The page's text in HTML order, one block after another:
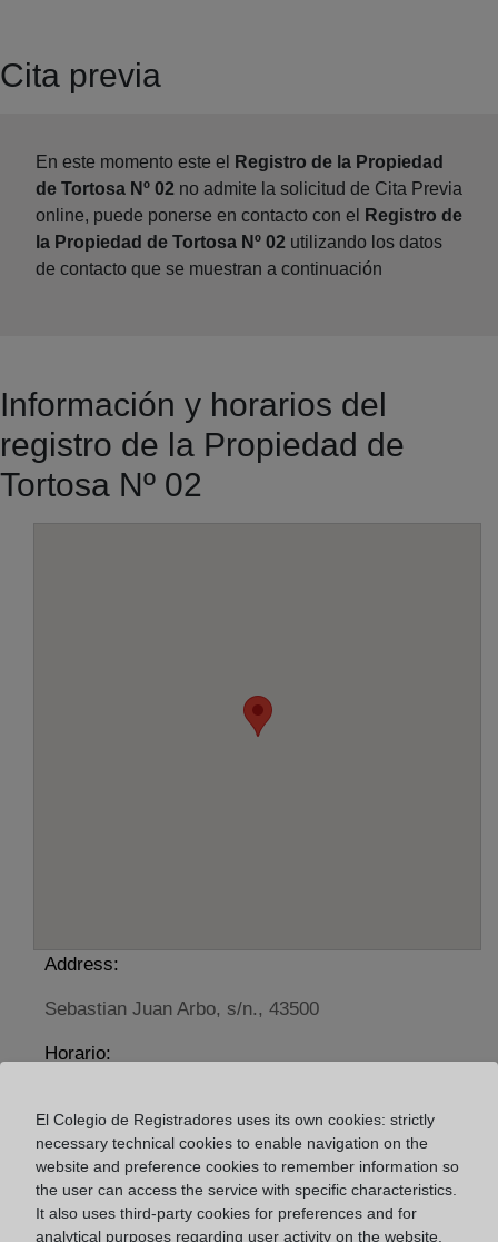
Cita previa
En este momento este el
Registro de la Propiedad
de Tortosa Nº 02 no admite la solicitud de Cita Previa
online, puede ponerse en contacto con el
Registro de
la Propiedad de Tortosa Nº 02 utilizando los datos
de contacto que se muestran a continuación
Información y horarios del
registro de la Propiedad de
Tortosa Nº 02
Address:
Sebastian Juan Arbo, s/n., 43500
Horario:
Agosto: De lunes a viernes de 09:00 a 14:00 horas
Los días 24 y 31 de diciembre de 09:00 a 14:00
El Colegio de Registradores uses its own cookies: strictly
necessary technical cookies to enable navigation on the
website and preference cookies to remember information so
the user can access the service with specific characteristics.
It also uses third-party cookies for preferences and for
analytical purposes regarding user activity on the website.